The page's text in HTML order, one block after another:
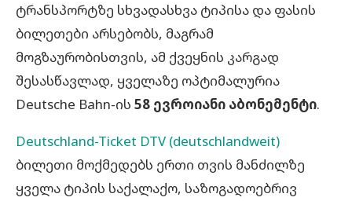
ტრანსპორტზე სხვადასხვა ტიპისა და ფასის
ბილეთები არსებობს, მაგრამ
მოგზაურობისთვის, ამ ქვეყნის კარგად
შესასწავლად, ყველაზე ოპტიმალურია
Deutsche Bahn-ის 58 ევროიანი აბონემენტი.
Deutschland-Ticket DTV (deutschlandweit)
ბილეთი მოქმედებს ერთი თვის მანძილზე
ყველა ტიპის საქალაქო, საზოგადოებრივ